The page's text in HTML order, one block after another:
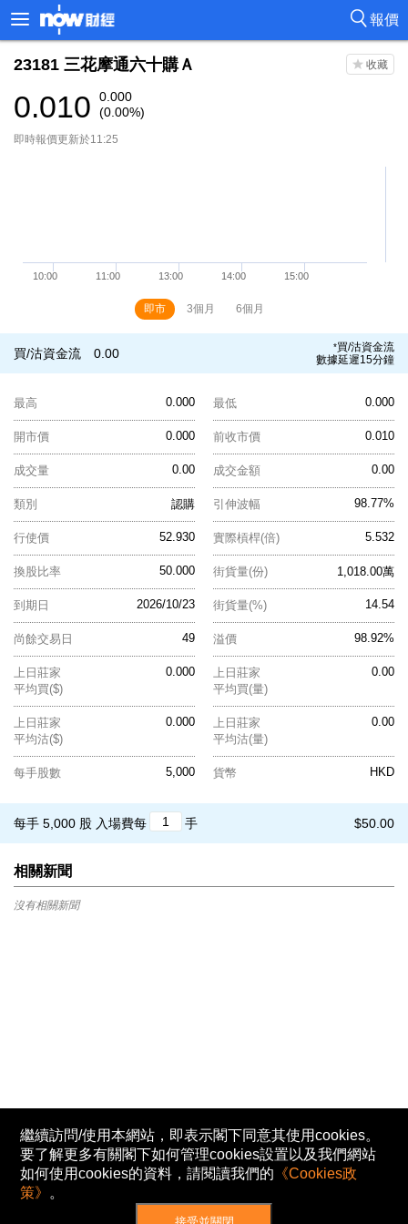
報價
23181 三花摩通六十購Ａ
0.010
0.000
(0.00%)
即時報價更新於11:25
即市 3個月 6個月
買/沽資金流 0.00 *買/沽資金流
數據延遲15分鐘
0.000
最高 0.000
最低
0.000
開市價 0.010
前收市價
0.00
成交量 0.00
成交金額
認購
類別 98.77%
引伸波幅
52.930
行使價 5.532
實際槓桿(倍)
50.000
換股比率 1,018.00萬
街貨量(份)
2026/10/23
到期日 14.54
街貨量(%)
49
尚餘交易日 98.92%
溢價
0.000
上日莊家
平均買($)
0.00
上日莊家
平均買(量)
0.000
上日莊家
平均沽($)
0.00
上日莊家
平均沽(量)
5,000
每手股數 HKD
貨幣
$50.00
每手 5,000 股 入場費每 手
相關新聞
沒有相關新聞
繼續訪問/使用本網站，即表示閣下同意其使用cookies。
要了解更多有關閣下如何管理cookies設置以及我們網站
如何使用cookies的資料，請閱讀我們的 《Cookies政
策》 。